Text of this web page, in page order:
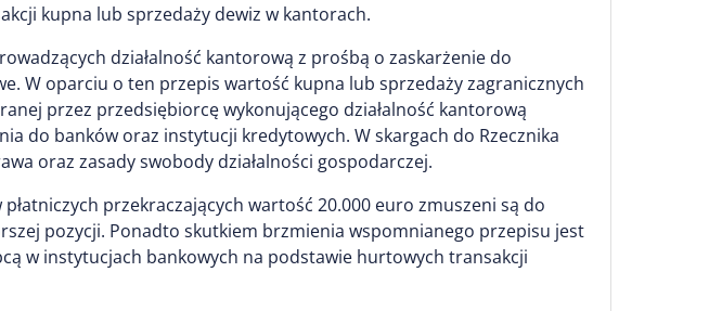
kupna lub sprzedaży dewiz w kantorach.
działalność kantorową z prośbą o zaskarżenie do
W oparciu o ten przepis wartość kupna lub sprzedaży zagranicznych
przez przedsiębiorcę wykonującego działalność kantorową
do banków oraz instytucji kredytowych. W skargach do Rzecznika
oraz zasady swobody działalności gospodarczej.
przekraczających wartość 20.000 euro zmuszeni są do
pozycji. Ponadto skutkiem brzmienia wspomnianego przepisu jest
w instytucjach bankowych na podstawie hurtowych transakcji